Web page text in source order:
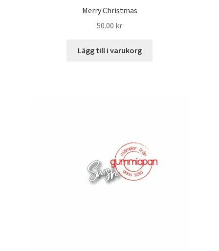
Merry Christmas
50.00 kr
Lägg till i varukorg